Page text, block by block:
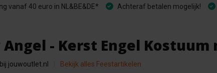
vanaf 40 euro in NL&BE&DE* Achteraf betalen mogelijk!
- Kerst Engel Kostuum
jouwoutlet.nl Bekijk alles Feestartikelen